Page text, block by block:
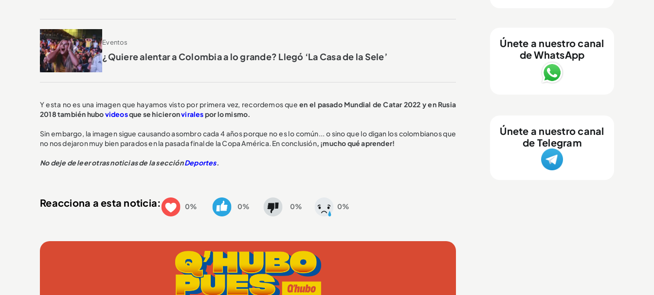
Eventos
¿Quiere alentar a Colombia a lo grande? Llegó ‘La Casa de la Sele’
Y esta no es una imagen que hayamos visto por primera vez, recordemos queen el pasado Mundial de Catar 2022 y en Rusia
2018 también hubovideosque se hicieronviralespor lo mismo.
Sin embargo, la imagen sigue causando asombro cada 4 años porque no es lo común... o sino que lo digan los colombianos que
no nos dejaron muy bien parados en la pasada final de la Copa América. En conclusión, ¡mucho qué aprender!
No deje de leer otras noticias de la secciónDeportes.
Reacciona a esta noticia: 0% 0% 0% 0%
Únete a nuestro canal
de WhatsApp
Únete a nuestro canal
de Telegram